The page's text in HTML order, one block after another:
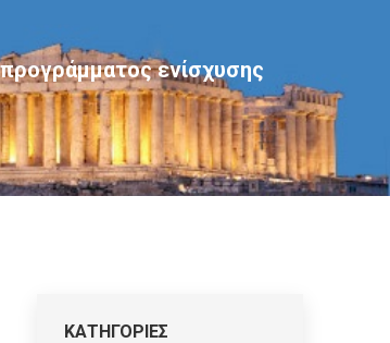
ενίσχυσης
ΚΑΤΗΓΟΡΙΕΣ